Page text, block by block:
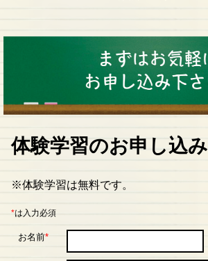
体験学習のお申し込み
※体験学習は無料です。
*は入力必須
お名前*